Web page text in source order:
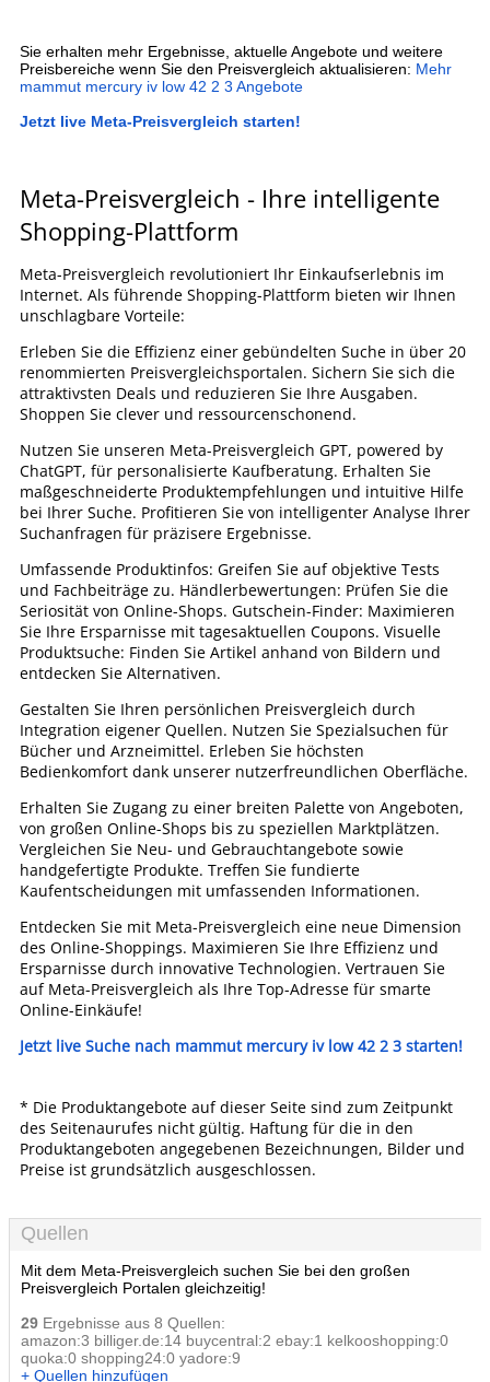
Sie erhalten mehr Ergebnisse, aktuelle Angebote und weitere
Preisbereiche wenn Sie den Preisvergleich aktualisieren: Mehr
mammut mercury iv low 42 2 3 Angebote
Jetzt live Meta-Preisvergleich starten!
Meta-Preisvergleich - Ihre intelligente
Shopping-Plattform
Meta-Preisvergleich revolutioniert Ihr Einkaufserlebnis im
Internet. Als führende Shopping-Plattform bieten wir Ihnen
unschlagbare Vorteile:
Erleben Sie die Effizienz einer gebündelten Suche in über 20
renommierten Preisvergleichsportalen. Sichern Sie sich die
attraktivsten Deals und reduzieren Sie Ihre Ausgaben.
Shoppen Sie clever und ressourcenschonend.
Nutzen Sie unseren Meta-Preisvergleich GPT, powered by
ChatGPT, für personalisierte Kaufberatung. Erhalten Sie
maßgeschneiderte Produktempfehlungen und intuitive Hilfe
bei Ihrer Suche. Profitieren Sie von intelligenter Analyse Ihrer
Suchanfragen für präzisere Ergebnisse.
Umfassende Produktinfos: Greifen Sie auf objektive Tests
und Fachbeiträge zu. Händlerbewertungen: Prüfen Sie die
Seriosität von Online-Shops. Gutschein-Finder: Maximieren
Sie Ihre Ersparnisse mit tagesaktuellen Coupons. Visuelle
Produktsuche: Finden Sie Artikel anhand von Bildern und
entdecken Sie Alternativen.
Gestalten Sie Ihren persönlichen Preisvergleich durch
Integration eigener Quellen. Nutzen Sie Spezialsuchen für
Bücher und Arzneimittel. Erleben Sie höchsten
Bedienkomfort dank unserer nutzerfreundlichen Oberfläche.
Erhalten Sie Zugang zu einer breiten Palette von Angeboten,
von großen Online-Shops bis zu speziellen Marktplätzen.
Vergleichen Sie Neu- und Gebrauchtangebote sowie
handgefertigte Produkte. Treffen Sie fundierte
Kaufentscheidungen mit umfassenden Informationen.
Entdecken Sie mit Meta-Preisvergleich eine neue Dimension
des Online-Shoppings. Maximieren Sie Ihre Effizienz und
Ersparnisse durch innovative Technologien. Vertrauen Sie
auf Meta-Preisvergleich als Ihre Top-Adresse für smarte
Online-Einkäufe!
Jetzt live Suche nach mammut mercury iv low 42 2 3 starten!
* Die Produktangebote auf dieser Seite sind zum Zeitpunkt
des Seitenaurufes nicht gültig. Haftung für die in den
Produktangeboten angegebenen Bezeichnungen, Bilder und
Preise ist grundsätzlich ausgeschlossen.
Quellen
Mit dem Meta-Preisvergleich suchen Sie bei den großen
Preisvergleich Portalen gleichzeitig!
29 Ergebnisse aus 8 Quellen:
amazon:3 billiger.de:14 buycentral:2 ebay:1 kelkooshopping:0
quoka:0 shopping24:0 yadore:9
+ Quellen hinzufügen